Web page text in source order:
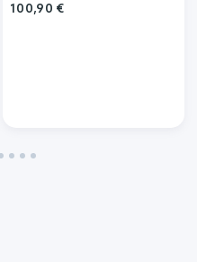
100,90 €